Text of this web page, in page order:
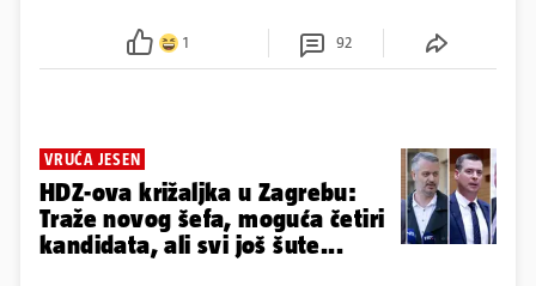
1 92
VRUĆA JESEN
HDZ-ova križaljka u Zagrebu:
Traže novog šefa, moguća četiri
kandidata, ali svi još šute...